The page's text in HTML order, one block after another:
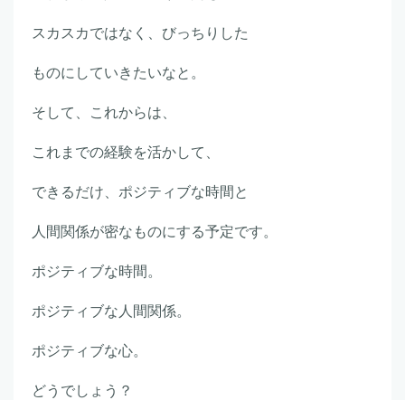
スカスカではなく、びっちりした
ものにしていきたいなと。
そして、これからは、
これまでの経験を活かして、
できるだけ、ポジティブな時間と
人間関係が密なものにする予定です。
ポジティブな時間。
ポジティブな人間関係。
ポジティブな心。
どうでしょう？